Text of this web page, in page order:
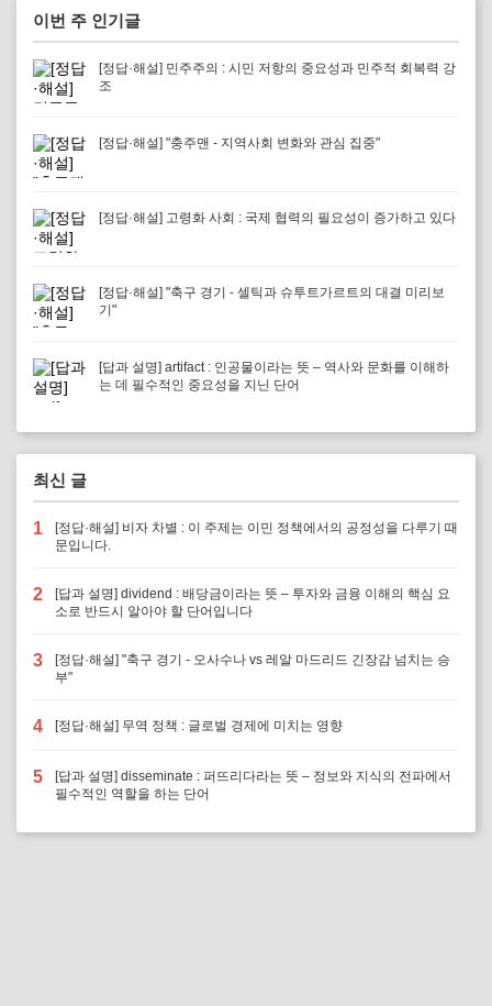
이번 주 인기글
[정답·해설] 민주주의 : 시민 저항의 중요성과 민주적 회복력 강
조
[정답·해설] "충주맨 - 지역사회 변화와 관심 집중"
[정답·해설] 고령화 사회 : 국제 협력의 필요성이 증가하고 있다
[정답·해설] "축구 경기 - 셀틱과 슈투트가르트의 대결 미리보
기"
[답과 설명] artifact : 인공물이라는 뜻 – 역사와 문화를 이해하
는 데 필수적인 중요성을 지닌 단어
최신 글
1
[정답·해설] 비자 차별 : 이 주제는 이민 정책에서의 공정성을 다루기 때
문입니다.
2
[답과 설명] dividend : 배당금이라는 뜻 – 투자와 금융 이해의 핵심 요
소로 반드시 알아야 할 단어입니다
3
[정답·해설] "축구 경기 - 오사수나 vs 레알 마드리드 긴장감 넘치는 승
부"
4 [정답·해설] 무역 정책 : 글로벌 경제에 미치는 영향
5
[답과 설명] disseminate : 퍼뜨리다라는 뜻 – 정보와 지식의 전파에서
필수적인 역할을 하는 단어